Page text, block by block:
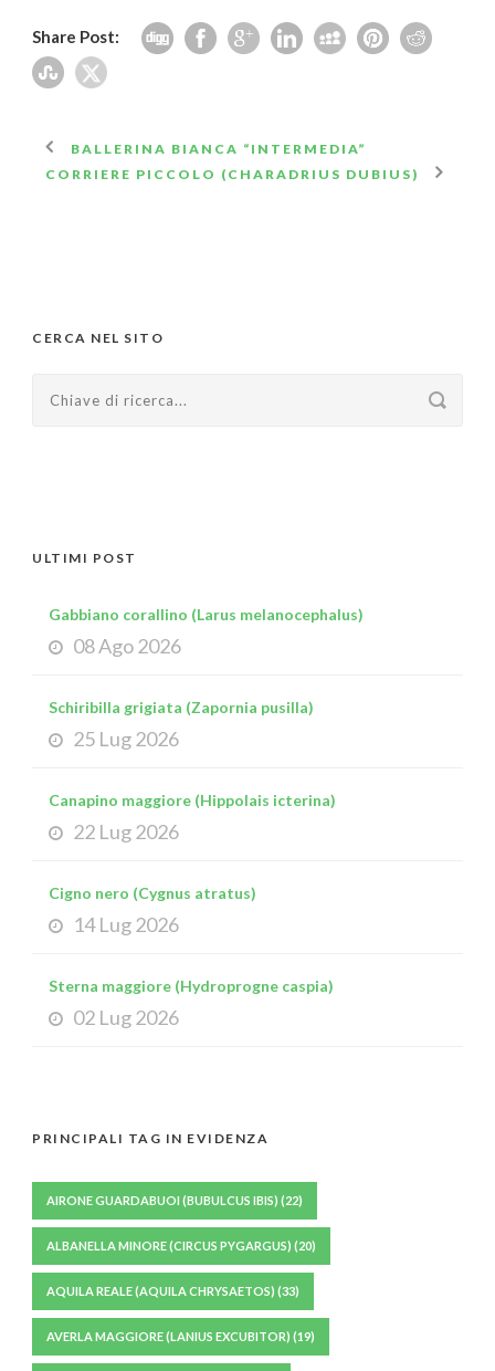
Share Post:
BALLERINA BIANCA “INTERMEDIA”
CORRIERE PICCOLO (CHARADRIUS DUBIUS)
CERCA NEL SITO
ULTIMI POST
Gabbiano corallino (Larus melanocephalus)
08 Ago 2026
Schiribilla grigiata (Zapornia pusilla)
25 Lug 2026
Canapino maggiore (Hippolais icterina)
22 Lug 2026
Cigno nero (Cygnus atratus)
14 Lug 2026
Sterna maggiore (Hydroprogne caspia)
02 Lug 2026
PRINCIPALI TAG IN EVIDENZA
AIRONE GUARDABUOI (BUBULCUS IBIS) (22)
ALBANELLA MINORE (CIRCUS PYGARGUS) (20)
AQUILA REALE (AQUILA CHRYSAETOS) (33)
AVERLA MAGGIORE (LANIUS EXCUBITOR) (19)